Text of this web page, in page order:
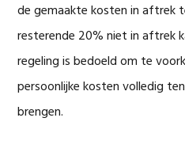
de gemaakte kosten in aftrek
resterende 20% niet in aftrek
regeling is bedoeld om te
persoonlijke kosten volledig
brengen.